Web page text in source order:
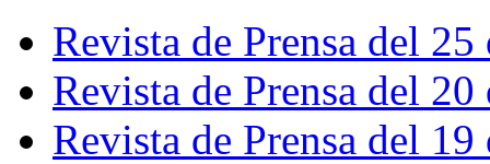
Revista de Prensa del
Revista de Prensa del
Revista de Prensa del